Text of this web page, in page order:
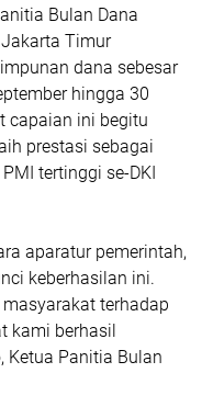
Bulan Dana
Timur
dana sebesar
hingga 30
capaian ini begitu
prestasi sebagai
tertinggi se-DKI
aparatur pemerintah,
keberhasilan ini.
terhadap
kami berhasil
Ketua Panitia Bulan